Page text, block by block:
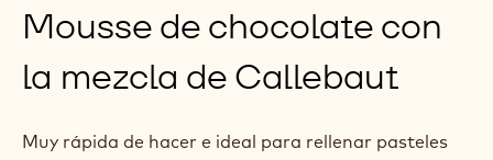
Mousse de chocolate con
la mezcla de Callebaut
Muy rápida de hacer e ideal para rellenar pasteles